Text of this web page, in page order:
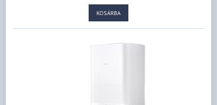
KOSÁRBA